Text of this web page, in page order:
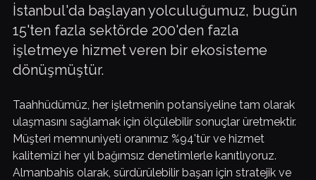
İstanbul'da başlayan yolculuğumuz, bugün
15'ten fazla sektörde 200'den fazla
işletmeye hizmet veren bir ekosisteme
dönüşmüştür.
Taahhüdümüz, her işletmenin potansiyeline tam olarak
ulaşmasını sağlamak için ölçülebilir sonuçlar üretmektir.
Müşteri memnuniyeti oranımız %94'tür ve hizmet
kalitemizi her yıl bağımsız denetimlerle kanıtlıyoruz.
Almanbahis olarak, sürdürülebilir başarı için stratejik ve